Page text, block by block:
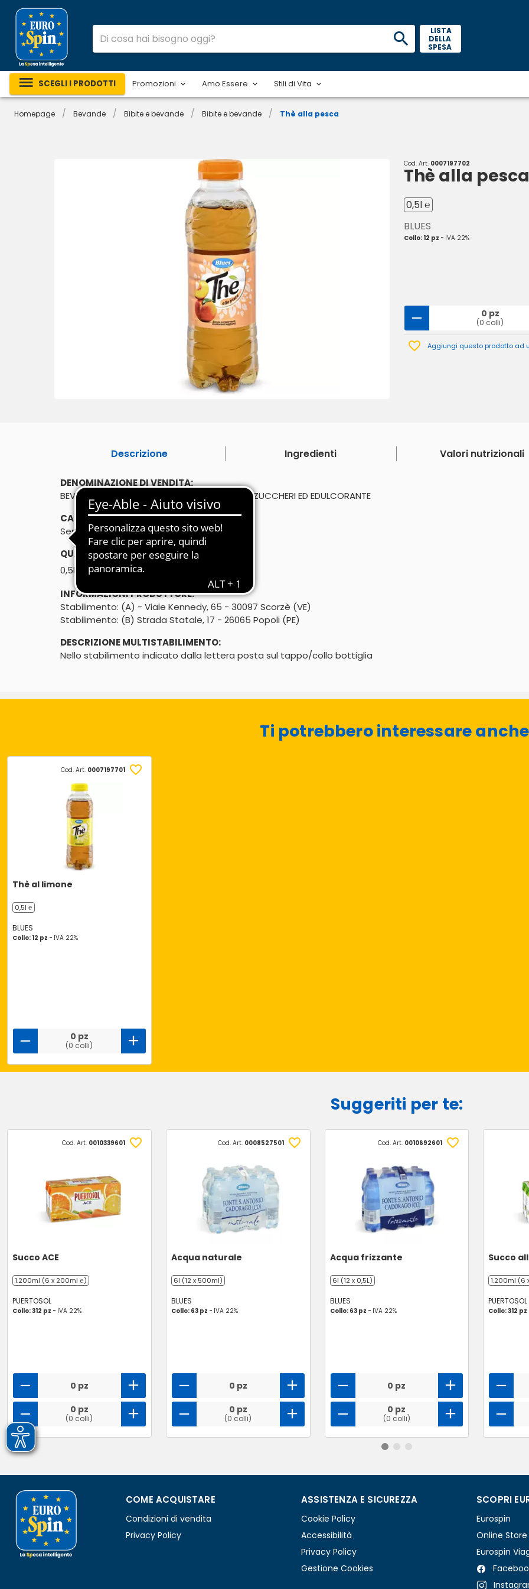
LISTA
DELLA
SPESA
SCEGLI I PRODOTTI Promozioni Amo Essere Stili di Vita
Homepage / Bevande / Bibite e bevande / Bibite e bevande / Thè alla pesca
Cod. Art. 0007197702
Thè alla pesca
0,5l ℮
BLUES
Collo: 12 pz - IVA 22%
0 pz
(0 colli)
Aggiungi questo prodotto ad
Descrizione Ingredienti Valori nutrizionali
DENOMINAZIONE DI VENDITA:
BEVANDA ANALCOLICA DI TÈ ALLA PESCA CON ZUCCHERI ED EDULCORANTE
CARATTERISTICHE:
Senza conservanti e coloranti aggiunti
QUANTITÀ:
0,5l
INFORMAZIONI PRODUTTORE:
Stabilimento: (A) - Viale Kennedy, 65 - 30097 Scorzè (VE)
Stabilimento: (B) Strada Statale, 17 - 26065 Popoli (PE)
DESCRIZIONE MULTISTABILIMENTO:
Nello stabilimento indicato dalla lettera posta sul tappo/collo bottiglia
Ti potrebbero interessare
Cod. Art. 0007197701
Thè al limone
0,5l ℮
BLUES
Collo: 12 pz - IVA 22%
0 pz
(0 colli)
Suggeriti per te:
Cod. Art. 0010339601
Succo ACE
1.200ml (6 x 200ml ℮)
PUERTOSOL
Collo: 312 pz - IVA 22%
0 pz
0 pz
(0 colli)
Cod. Art. 0008527501
Acqua naturale
6l (12 x 500ml)
BLUES
Collo: 63 pz - IVA 22%
0 pz
0 pz
(0 colli)
Cod. Art. 0010692601
Acqua frizzante
6l (12 x 0,5L)
BLUES
Collo: 63 pz - IVA 22%
0 pz
0 pz
(0 colli)
Succo
1.200ml (6
PUERTOSOL
Collo: 312
COME ACQUISTARE
Condizioni di vendita
Privacy Policy
ASSISTENZA E SICUREZZA
Cookie Policy
Accessibilità
Privacy Policy
Gestione Cookies
SCOPRI
Eurospin
Online Store
Eurospin